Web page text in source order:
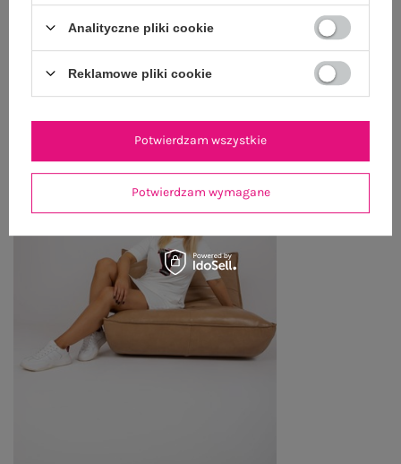
OSTATNIO OGLĄDANE
Zobacz wszystko
Analityczne pliki cookie
Reklamowe pliki cookie
Potwierdzam wymagane
Potwierdzam wszystkie